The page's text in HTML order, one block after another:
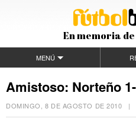
En memoria
MENÚ
Amistoso: Norteño
DOMINGO, 8 DE AGOSTO DE 2010 |